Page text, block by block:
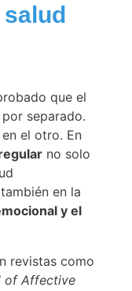
que el
separado.
el otro. En
no solo
en la
y el
revistas como
of Affective